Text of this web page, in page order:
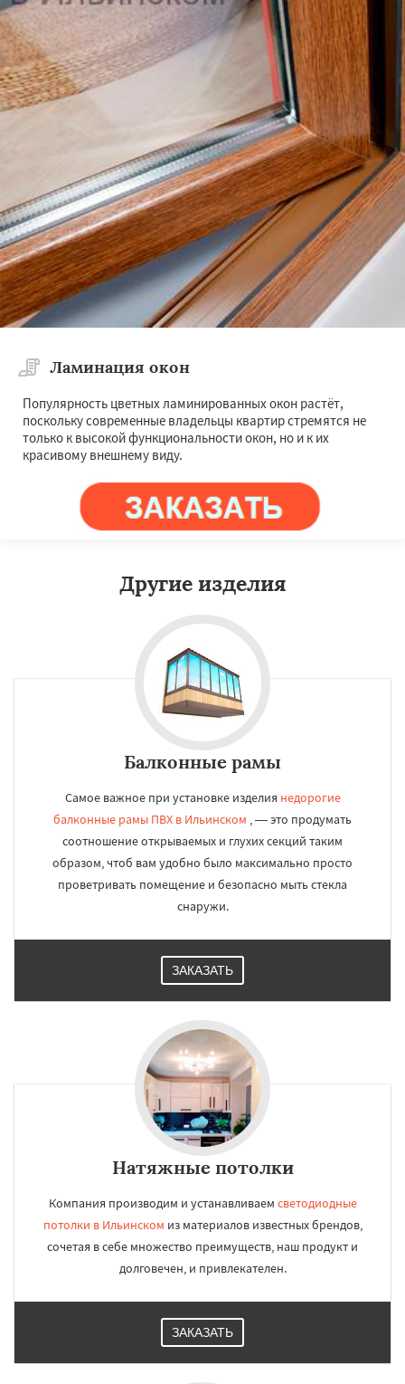
Ламинация окон
Популярность цветных ламинированных окон растёт,
поскольку современные владельцы квартир стремятся не
только к высокой функциональности окон, но и к их
красивому внешнему виду.
Другие изделия
Балконные рамы
Самое важное при установке изделия недорогие
балконные рамы ПВХ в Ильинском , — это продумать
соотношение открываемых и глухих секций таким
образом, чтоб вам удобно было максимально просто
проветривать помещение и безопасно мыть стекла
снаружи.
ЗАКАЗАТЬ
Натяжные потолки
Компания производим и устанавливаем светодиодные
потолки в Ильинском из материалов известных брендов,
сочетая в себе множество преимуществ, наш продукт и
долговечен, и привлекателен.
ЗАКАЗАТЬ